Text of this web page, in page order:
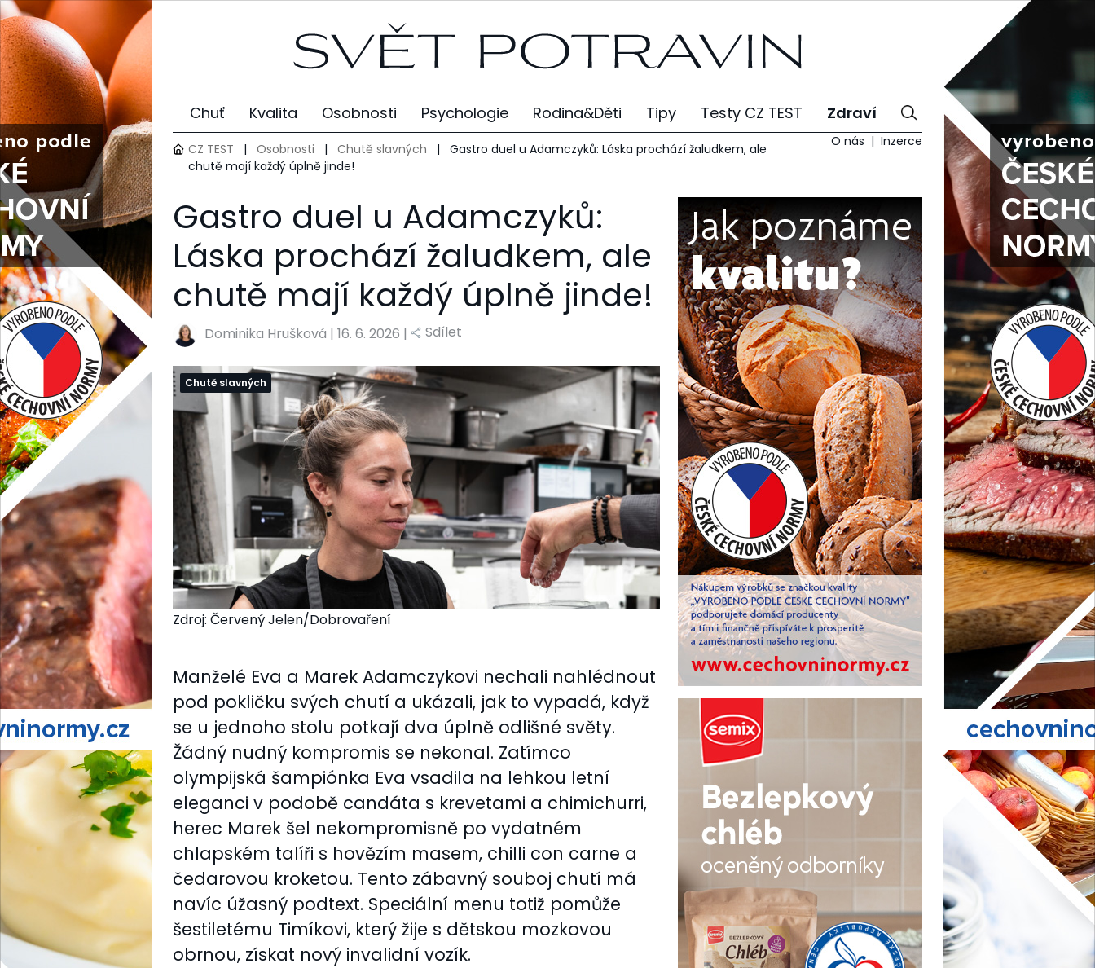
Chuť Kvalita Osobnosti Psychologie Rodina&Děti Tipy Testy CZ TEST Zdraví
CZ TEST | Osobnosti | Chutě slavných |
Gastro duel u Adamczyků: Láska prochází žaludkem, ale
chutě mají každý úplně jinde!
O nás Inzerce
Gastro duel u Adamczyků:
Láska prochází žaludkem, ale
chutě mají každý úplně jinde!
Dominika Hrušková | 16. 6. 2026 | Sdílet
Chutě slavných
Zdroj: Červený Jelen/Dobrovaření
Manželé Eva a Marek Adamczykovi nechali nahlédnout
pod pokličku svých chutí a ukázali, jak to vypadá, když
se u jednoho stolu potkají dva úplně odlišné světy.
Žádný nudný kompromis se nekonal. Zatímco
olympijská šampiónka Eva vsadila na lehkou letní
eleganci v podobě candáta s krevetami a chimichurri,
herec Marek šel nekompromisně po vydatném
chlapském talíři s hovězím masem, chilli con carne a
čedarovou kroketou. Tento zábavný souboj chutí má
navíc úžasný podtext. Speciální menu totiž pomůže
šestiletému Timíkovi, který žije s dětskou mozkovou
obrnou, získat nový invalidní vozík.